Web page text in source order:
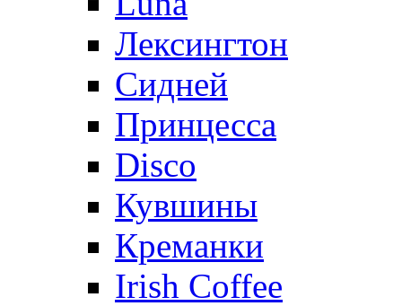
Лексингтон
Сидней
Принцесса
Disco
Кувшины
Креманки
Irish Coffee